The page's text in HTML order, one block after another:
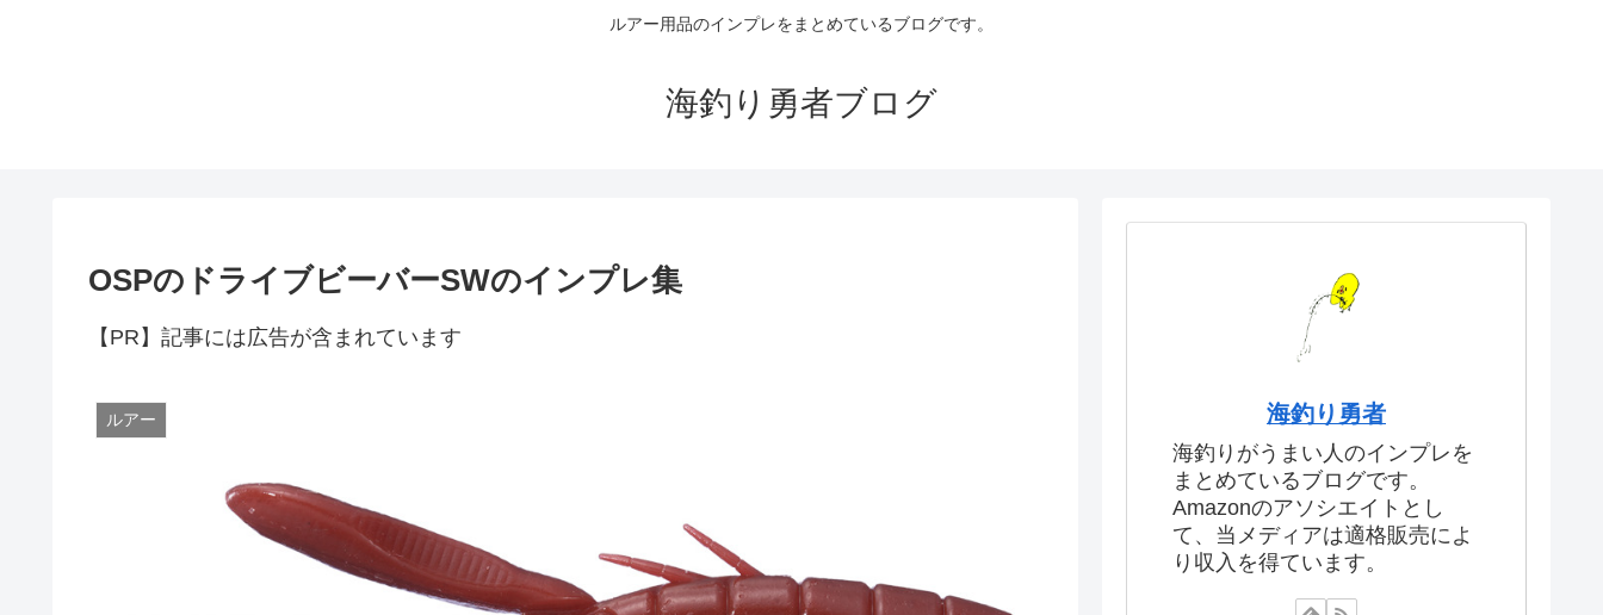
ルアー用品のインプレをまとめているブログです。
海釣り勇者ブログ
OSPのドライブビーバーSWのインプレ集
【PR】記事には広告が含まれています
ルアー 海釣り勇者
海釣りがうまい人のインプレを
まとめているブログです。
Amazonのアソシエイトとし
て、当メディアは適格販売によ
り収入を得ています。